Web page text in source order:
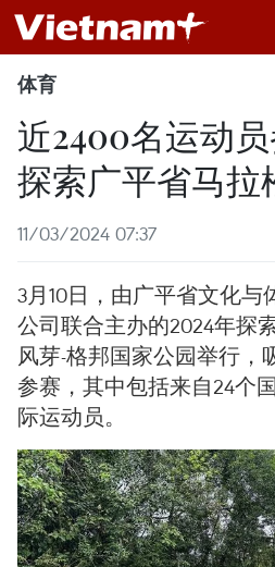
体育
近2400名运动
探索广平省马拉
11/03/2024 07:37
3月10日，由广平省文化
公司联合主办的2024年探
风芽-格邦国家公园举行，
参赛，其中包括来自24个
际运动员。